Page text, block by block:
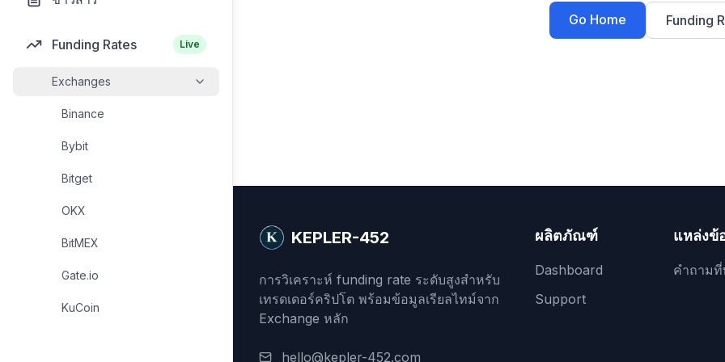
Funding Rates Live
Exchanges
Binance
Bybit
Bitget
OKX
BitMEX
Gate.io
KuCoin
Go Home Funding
KEPLER-452
การวิเคราะห์ funding rate ระดับสูงสำหรับ
เทรดเดอร์คริปโต พร้อมข้อมูลเรียลไทม์จาก
Exchange หลัก
hello@kepler-452.com
ผลิตภัณฑ์
Dashboard
Support
แหล่งข้
คำถาม